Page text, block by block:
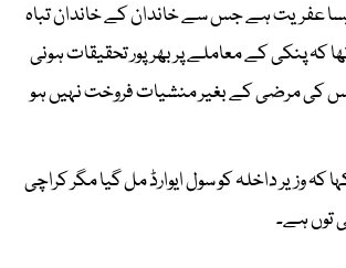
عفریت ہے جس سے خاندان کے خاندان تباہ
کہ پنکی کے معاملے پر بھرپور تحقیقات ہونی
کی مرضی کے بغیر منشیات فروخت نہیں ہو
وزیر داخلہ کو سول ایوارڈ مل گیا مگر کراچی
توں ہے۔